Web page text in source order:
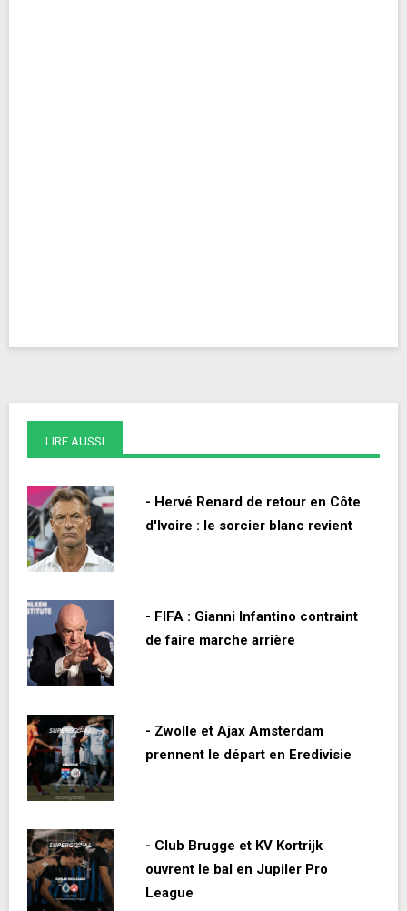
LIRE AUSSI
- Hervé Renard de retour en Côte
d'Ivoire : le sorcier blanc revient
- FIFA : Gianni Infantino contraint
de faire marche arrière
- Zwolle et Ajax Amsterdam
prennent le départ en Eredivisie
- Club Brugge et KV Kortrijk
ouvrent le bal en Jupiler Pro
League